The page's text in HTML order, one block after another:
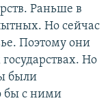
Раньше в
Но сейчас
Поэтому они
Но
были
бы с ними